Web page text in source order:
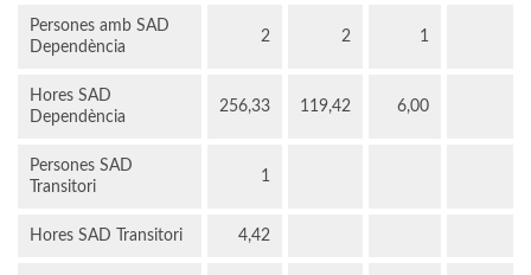
Persones amb SAD
Dependència
2 2 1
Hores SAD
Dependència
256,33 119,42 6,00
Persones SAD
Transitori
1
Hores SAD Transitori 4,42